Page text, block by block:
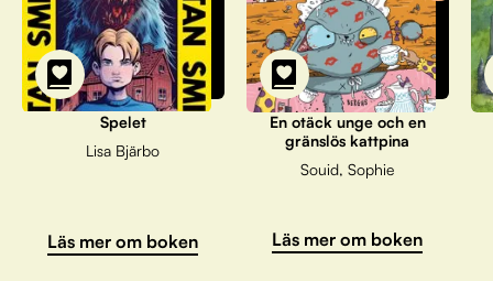
Spelet
Lisa Bjärbo
Läs mer om boken
En otäck unge och en
gränslös kattpina
Souid, Sophie
Läs mer om boken